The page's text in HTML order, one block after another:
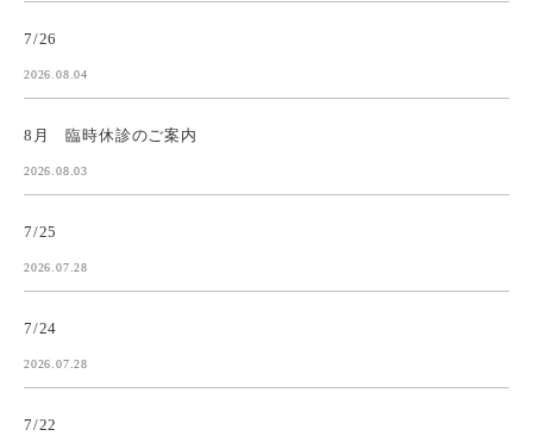
7/26
2026.08.04
8月 臨時休診のご案内
2026.08.03
7/25
2026.07.28
7/24
2026.07.28
7/22